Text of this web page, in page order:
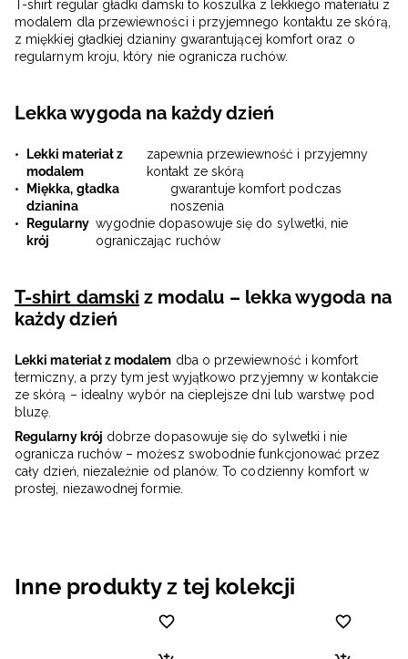
T-shirt regular gładki damski to koszulka z lekkiego materiału z
modalem dla przewiewności i przyjemnego kontaktu ze skórą,
z miękkiej gładkiej dzianiny gwarantującej komfort oraz o
regularnym kroju, który nie ogranicza ruchów.
Lekka wygoda na każdy dzień
Lekki materiał z
modalem
zapewnia przewiewność i przyjemny
kontakt ze skórą
Miękka, gładka
dzianina
gwarantuje komfort podczas
noszenia
Regularny
krój
wygodnie dopasowuje się do sylwetki, nie
ograniczając ruchów
T-shirt damski z modalu – lekka wygoda na
każdy dzień
Lekki materiał z modalem dba o przewiewność i komfort
termiczny, a przy tym jest wyjątkowo przyjemny w kontakcie
ze skórą – idealny wybór na cieplejsze dni lub warstwę pod
bluzę.
Regularny krój dobrze dopasowuje się do sylwetki i nie
ogranicza ruchów – możesz swobodnie funkcjonować przez
cały dzień, niezależnie od planów. To codzienny komfort w
prostej, niezawodnej formie.
Inne produkty z tej kolekcji